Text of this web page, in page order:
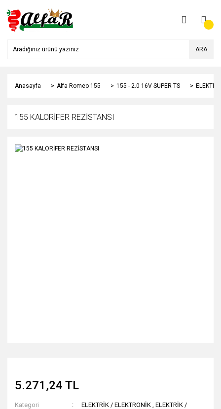
ARA
Anasayfa Alfa Romeo 155 155 - 2.0 16V SUPER TS
155 KALORİFER REZİSTANSI
5.271,24 TL
Kategori ELEKTRİK / ELEKTRONİK ,ELEKTRİK /